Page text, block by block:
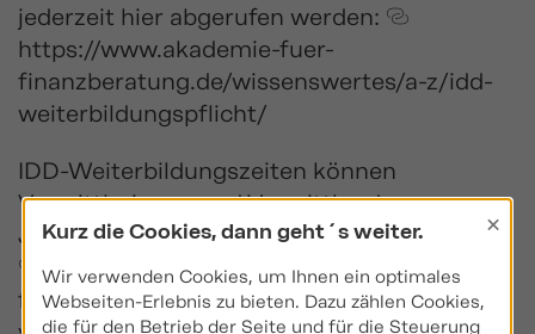
jederzeit hier abgerufen werden:
https://www.akademie-fuer-
finanzberatung.de/wissenswertes/a-z/idd-
weiterbildungspflicht/
IDD-Weiterbildungszeiten können
Vermittlerinnen und Vermittler das ganze
Jahr über online in der WBThek® erwerben:
https://www.akademie-fuer-
finanzberatung.de/wbthek/idd-
Kurz die Cookies, dann geht´s weiter. ×
Wir verwenden Cookies, um Ihnen ein optimales
Webseiten-Erlebnis zu bieten. Dazu zählen Cookies,
die für den Betrieb der Seite und für die Steuerung